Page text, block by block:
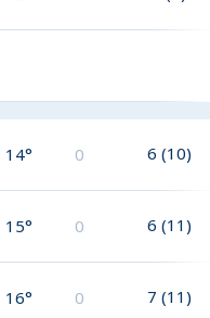
14° 0 6 (10)
15° 0 6 (11)
16° 0 7 (11)